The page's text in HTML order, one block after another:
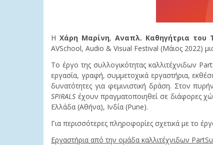
Η Χάρη Μαρίνη, Αναπλ. Καθηγήτρια του
AVSchool, Audio & Visual Festival (Μάιος 2022)
Το έργο της συλλογικότητας καλλιτέχνιδων
εργασία, γραφή, συμμετοχικά εργαστήρια,
δυνατότητες για φεμινιστική δράση. Στον
SPIRALS έχουν πραγματοποιηθεί σε διάφορες
Ελλάδα (Αθήνα), Ινδία (Pune).
Για περισσότερες πληροφορίες σχετικά με το
Εργαστήρια από την ομάδα καλλιτέχνιδων